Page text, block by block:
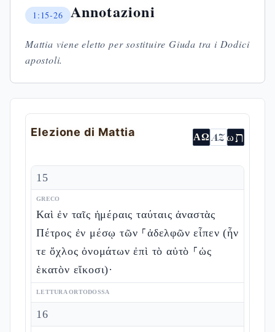
1:15-26 Annotazioni
Mattia viene eletto per sostituire Giuda tra i Dodici
apostoli.
Elezione di Mattia ΑΩ AZωת
15
GRECO
Καὶ ἐν ταῖς ἡμέραις ταύταις ἀναστὰς
Πέτρος ἐν μέσῳ τῶν ⸀ἀδελφῶν εἶπεν (ἦν
τε ὄχλος ὀνομάτων ἐπὶ τὸ αὐτὸ ⸀ὡς
ἑκατὸν εἴκοσι)·
LETTURA ORTODOSSA
16